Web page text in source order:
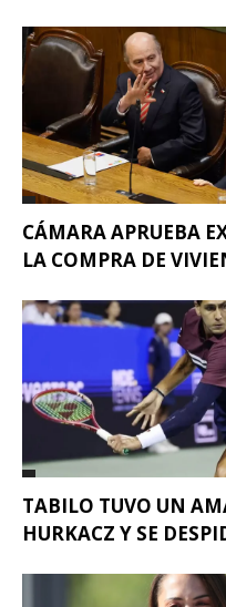
CÁMARA APRUEBA
LA COMPRA DE
TABILO TUVO UN
HURKACZ Y SE